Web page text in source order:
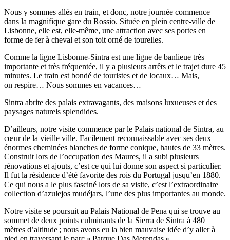
Nous y sommes allés en train, et donc, notre journée commence
dans la magnifique gare du Rossio. Située en plein centre-ville de
Lisbonne, elle est, elle-même, une attraction avec ses portes en
forme de fer à cheval et son toit orné de tourelles.
Comme la ligne Lisbonne-Sintra est une ligne de banlieue très
importante et très fréquentée, il y a plusieurs arrêts et le trajet dure 45
minutes. Le train est bondé de touristes et de locaux… Mais,
on respire… Nous sommes en vacances…
Sintra abrite des palais extravagants, des maisons luxueuses et des
paysages naturels splendides.
D’ailleurs, notre visite commence par le Palais national de Sintra, au
cœur de la vieille ville. Facilement reconnaissable avec ses deux
énormes cheminées blanches de forme conique, hautes de 33 mètres.
Construit lors de l’occupation des Maures, il a subi plusieurs
rénovations et ajouts, c’est ce qui lui donne son aspect si particulier.
Il fut la résidence d’été favorite des rois du Portugal jusqu’en 1880.
Ce qui nous a le plus fasciné lors de sa visite, c’est l’extraordinaire
collection d’azulejos mudéjars, l’une des plus importantes au monde.
Notre visite se poursuit au Palais National de Pena qui se trouve au
sommet de deux points culminants de la Sierra de Sintra à 480
mètres d’altitude ; nous avons eu la bien mauvaise idée d’y aller à